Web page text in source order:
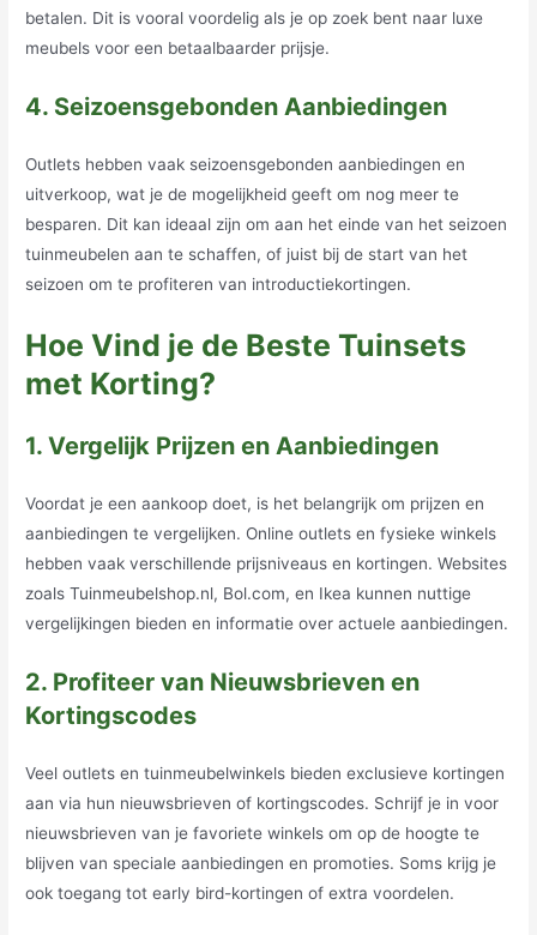
betalen. Dit is vooral voordelig als je op zoek bent naar luxe
meubels voor een betaalbaarder prijsje.
4. Seizoensgebonden Aanbiedingen
Outlets hebben vaak seizoensgebonden aanbiedingen en
uitverkoop, wat je de mogelijkheid geeft om nog meer te
besparen. Dit kan ideaal zijn om aan het einde van het seizoen
tuinmeubelen aan te schaffen, of juist bij de start van het
seizoen om te profiteren van introductiekortingen.
Hoe Vind je de Beste Tuinsets
met Korting?
1. Vergelijk Prijzen en Aanbiedingen
Voordat je een aankoop doet, is het belangrijk om prijzen en
aanbiedingen te vergelijken. Online outlets en fysieke winkels
hebben vaak verschillende prijsniveaus en kortingen. Websites
zoals Tuinmeubelshop.nl, Bol.com, en Ikea kunnen nuttige
vergelijkingen bieden en informatie over actuele aanbiedingen.
2. Profiteer van Nieuwsbrieven en
Kortingscodes
Veel outlets en tuinmeubelwinkels bieden exclusieve kortingen
aan via hun nieuwsbrieven of kortingscodes. Schrijf je in voor
nieuwsbrieven van je favoriete winkels om op de hoogte te
blijven van speciale aanbiedingen en promoties. Soms krijg je
ook toegang tot early bird-kortingen of extra voordelen.